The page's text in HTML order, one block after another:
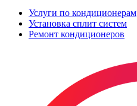
Услуги по кондиционерам
Установка сплит систем
Ремонт кондиционеров